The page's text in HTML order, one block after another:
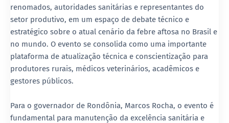
renomados, autoridades sanitárias e representantes do
setor produtivo, em um espaço de debate técnico e
estratégico sobre o atual cenário da febre aftosa no Brasil e
no mundo. O evento se consolida como uma importante
plataforma de atualização técnica e conscientização para
produtores rurais, médicos veterinários, acadêmicos e
gestores públicos.
Para o governador de Rondônia, Marcos Rocha, o evento é
fundamental para manutenção da excelência sanitária e